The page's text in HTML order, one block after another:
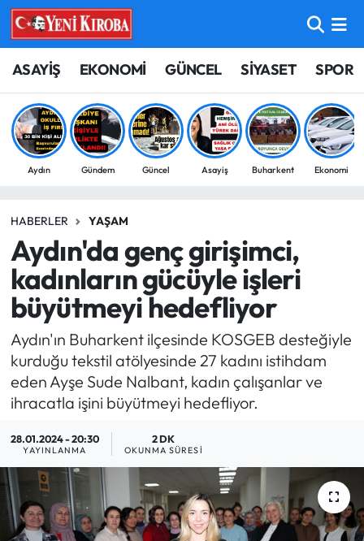
ASAYİŞ EKONOMİ GÜNCEL SİYASET SPOR
Aydın Gündem Güncel Asayiş Buharkent Ekonomi
HABERLER YAŞAM
Aydın'da genç girişimci,
kadınların gücüyle işleri
büyütmeyi hedefliyor
Aydın'ın Buharkent ilçesinde KOSGEB desteğiyle
kurduğu tekstil atölyesinde 27 kadını istihdam
eden Ayşe Sude Nalbant, kadın çalışanlar ve
ihracatla işini büyütmeyi hedefliyor.
28.01.2024 - 20:30
YAYINLANMA
2 DK
OKUNMA SÜRESI
ASAYİŞ
BİLİM-TEKNOLOJİ
ÇEVRE
EĞİTİM
EKONOMİ
GÜNCEL
GÜNDEM
MAGAZİN
SAĞLIK
SİYASET
SPOR
Aydın Nöbetçi Eczaneler
Aydın Hava Durumu
Aydin Namaz Vakitleri
Süper Lig Puan Durumu ve Fikstür
Tüm Manşetler
Son Dakika Haberleri
Haber Arşivi